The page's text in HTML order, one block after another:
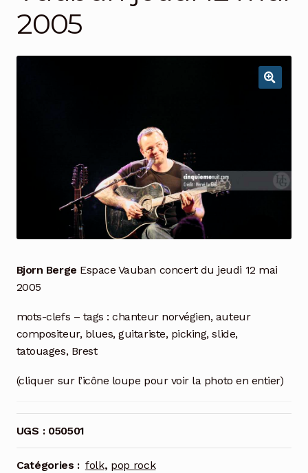
2005
Bjorn Berge Espace Vauban concert du jeudi 12 mai
2005
mots-clefs – tags : chanteur norvégien, auteur
compositeur, blues, guitariste, picking, slide,
tatouages, Brest
(cliquer sur l’icône loupe pour voir la photo en entier)
UGS : 050501
Catégories : folk, pop rock